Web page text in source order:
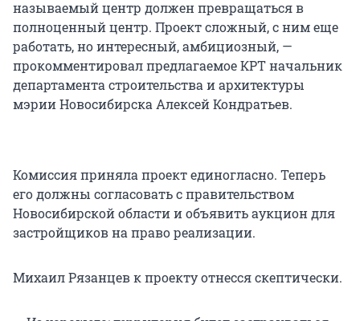
называемый центр должен превращаться в
полноценный центр. Проект сложный, с ним еще
работать, но интересный, амбициозный, —
прокомментировал предлагаемое КРТ начальник
департамента строительства и архитектуры
мэрии Новосибирска Алексей Кондратьев.
Комиссия приняла проект единогласно. Теперь
его должны согласовать с правительством
Новосибирской области и объявить аукцион для
застройщиков на право реализации.
Михаил Рязанцев к проекту отнесся скептически.